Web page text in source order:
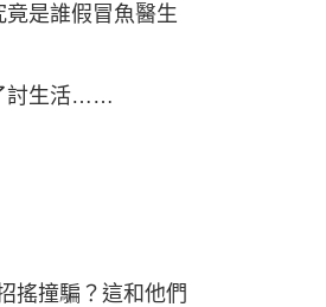
是誰假冒魚醫生
討生活……
搖撞騙？這和他們